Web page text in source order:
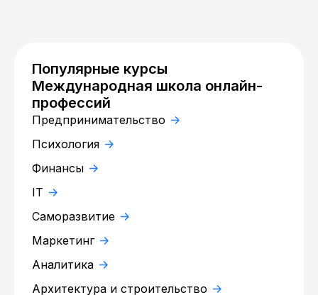
Популярные курсы
Международная школа онлайн-
профессий
Предпринимательство
Психология
Финансы
IT
Саморазвитие
Маркетинг
Аналитика
Архитектура и строительство